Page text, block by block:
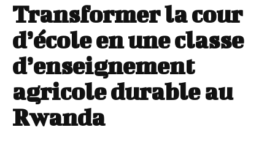
Transformer la cour
d’école en une classe
d’enseignement
agricole durable au
Rwanda